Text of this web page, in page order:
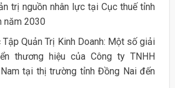
trị nguồn nhân lực tại Cục thuế tỉnh
năm 2030
Tập Quản Trị Kinh Doanh: Một số giải
thương hiệu của Công ty TNHH
tại thị trường tỉnh Đồng Nai đến